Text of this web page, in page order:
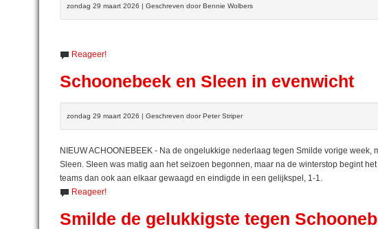
zondag 29 maart 2026 | Geschreven door Bennie Wolbers
Reageer!
Schoonebeek en Sleen in evenwicht
zondag 29 maart 2026 | Geschreven door Peter Striper
NIEUW ACHOONEBEEK - Na de ongelukkige nederlaag tegen Smilde vorige
Sleen. Sleen was matig aan het seizoen begonnen, maar na de winterstop begint
teams dan ook aan elkaar gewaagd en eindigde in een gelijkspel, 1-1.
Reageer!
Smilde de gelukkigste tegen